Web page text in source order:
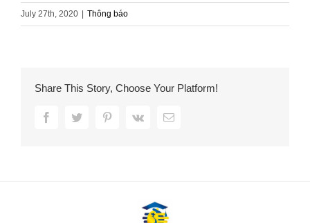
July 27th, 2020 Thông báo
Share This Story, Choose Your Platform!
facebooktwitter pinterestvk Email